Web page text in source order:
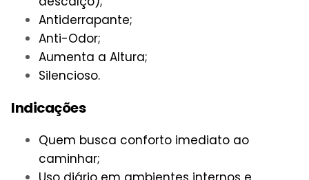
Antiderrapante;
Anti-Odor;
Aumenta a Altura;
Silencioso.
Indicações
Quem busca conforto imediato ao
caminhar;